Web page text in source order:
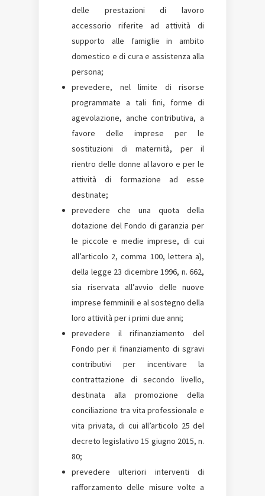
delle prestazioni di lavoro
accessorio riferite ad attività di
supporto alle famiglie in ambito
domestico e di cura e assistenza alla
persona;
prevedere, nel limite di risorse
programmate a tali fini, forme di
agevolazione, anche contributiva, a
favore delle imprese per le
sostituzioni di maternità, per il
rientro delle donne al lavoro e per le
attività di formazione ad esse
destinate;
prevedere che una quota della
dotazione del Fondo di garanzia per
le piccole e medie imprese, di cui
all’articolo 2, comma 100, lettera a),
della legge 23 dicembre 1996, n. 662,
sia riservata all’avvio delle nuove
imprese femminili e al sostegno della
loro attività per i primi due anni;
prevedere il rifinanziamento del
Fondo per il finanziamento di sgravi
contributivi per incentivare la
contrattazione di secondo livello,
destinata alla promozione della
conciliazione tra vita professionale e
vita privata, di cui all’articolo 25 del
decreto legislativo 15 giugno 2015, n.
80;
prevedere ulteriori interventi di
rafforzamento delle misure volte a